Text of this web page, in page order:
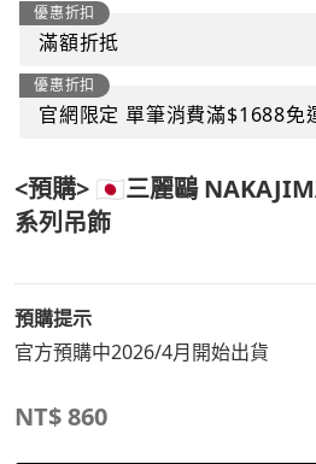
優惠折扣
滿額折抵
優惠折扣
官網限定 單筆消費滿$1688免
<預購> 🇯🇵三麗鷗
系列吊飾
預購提示
官方預購中2026/4月開始出貨
NT$860